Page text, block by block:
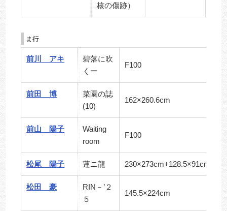
核の傷跡）
前川 アキ
碧落に吹
くー
F100
前田 博
菜園の誌
(10)
162×260.6cm
前山 陽子
Waiting
room
F100
松尾 陽子 蓮ニ龍 230×273cm+128.5×91cm
松田 豪
RIN－’２
５
145.5×224cm
ま行